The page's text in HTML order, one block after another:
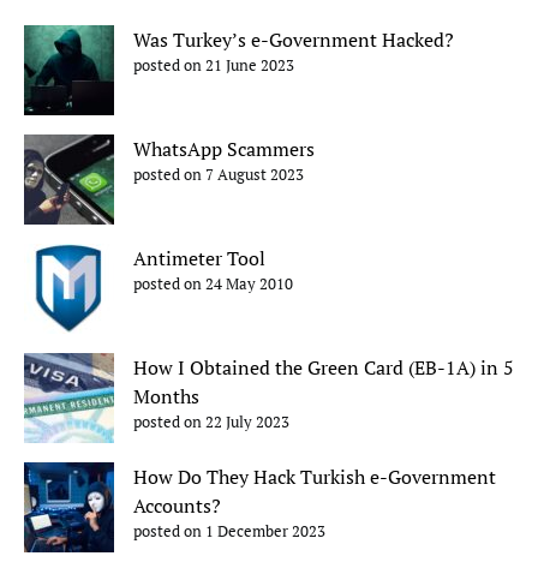
Was Turkey’s e-Government Hacked?
posted on 21 June 2023
WhatsApp Scammers
posted on 7 August 2023
Antimeter Tool
posted on 24 May 2010
How I Obtained the Green Card (EB-1A) in 5
Months
posted on 22 July 2023
How Do They Hack Turkish e-Government
Accounts?
posted on 1 December 2023